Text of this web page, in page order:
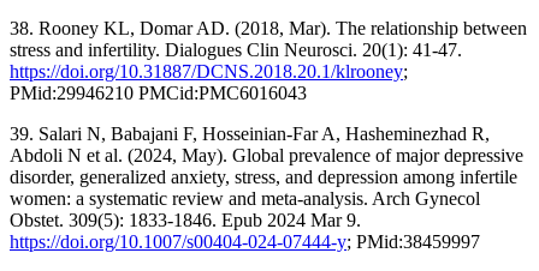
38. Rooney KL, Domar AD. (2018, Mar). The relationship between
stress and infertility. Dialogues Clin Neurosci. 20(1): 41-47.
https://doi.org/10.31887/DCNS.2018.20.1/klrooney;
PMid:29946210 PMCid:PMC6016043
39. Salari N, Babajani F, Hosseinian-Far A, Hasheminezhad R,
Abdoli N et al. (2024, May). Global prevalence of major depressive
disorder, generalized anxiety, stress, and depression among infertile
women: a systematic review and meta-analysis. Arch Gynecol
Obstet. 309(5): 1833-1846. Epub 2024 Mar 9.
https://doi.org/10.1007/s00404-024-07444-y; PMid:38459997